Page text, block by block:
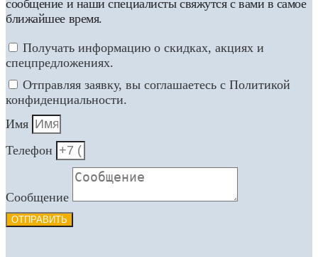
сообщение и наши специалисты свяжутся с вами в самое
ближайшее время.
Получать информацию о скидках, акциях и
спецпредложениях.
Отправляя заявку, вы соглашаетесь с Политикой
конфиденциальности.
Имя
Телефон
Сообщение
ОТПРАВИТЬ